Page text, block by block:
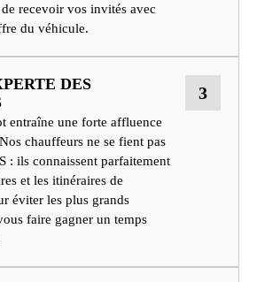
recevoir vos invités avec
du véhicule.
DES
entraîne une forte affluence
chauffeurs ne se fient pas
: ils connaissent parfaitement
et les itinéraires de
éviter les plus grands
faire gagner un temps
3